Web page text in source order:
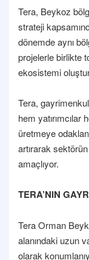
Tera, Beykoz
strateji
dönemde aynı
projelerle birlikte
ekosistemi
Tera,
hem yatırımcılar
üretmeye
artırarak
amaçlıyor.
TERA’NIN
Tera Orman
alanındaki uzun
olarak